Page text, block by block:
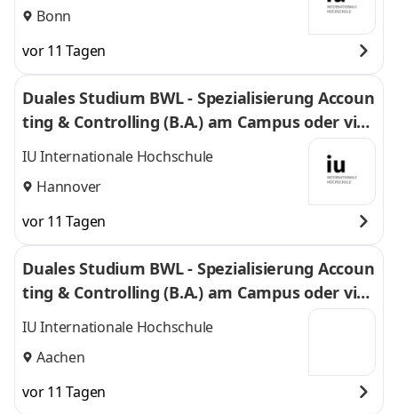
Bonn
vor 11 Tagen
Duales Studium BWL - Spezialisierung Accoun
ting & Controlling (B.A.) am Campus oder virt
uell
IU Internationale Hochschule
Hannover
vor 11 Tagen
Duales Studium BWL - Spezialisierung Accoun
ting & Controlling (B.A.) am Campus oder virt
uell
IU Internationale Hochschule
Aachen
vor 11 Tagen